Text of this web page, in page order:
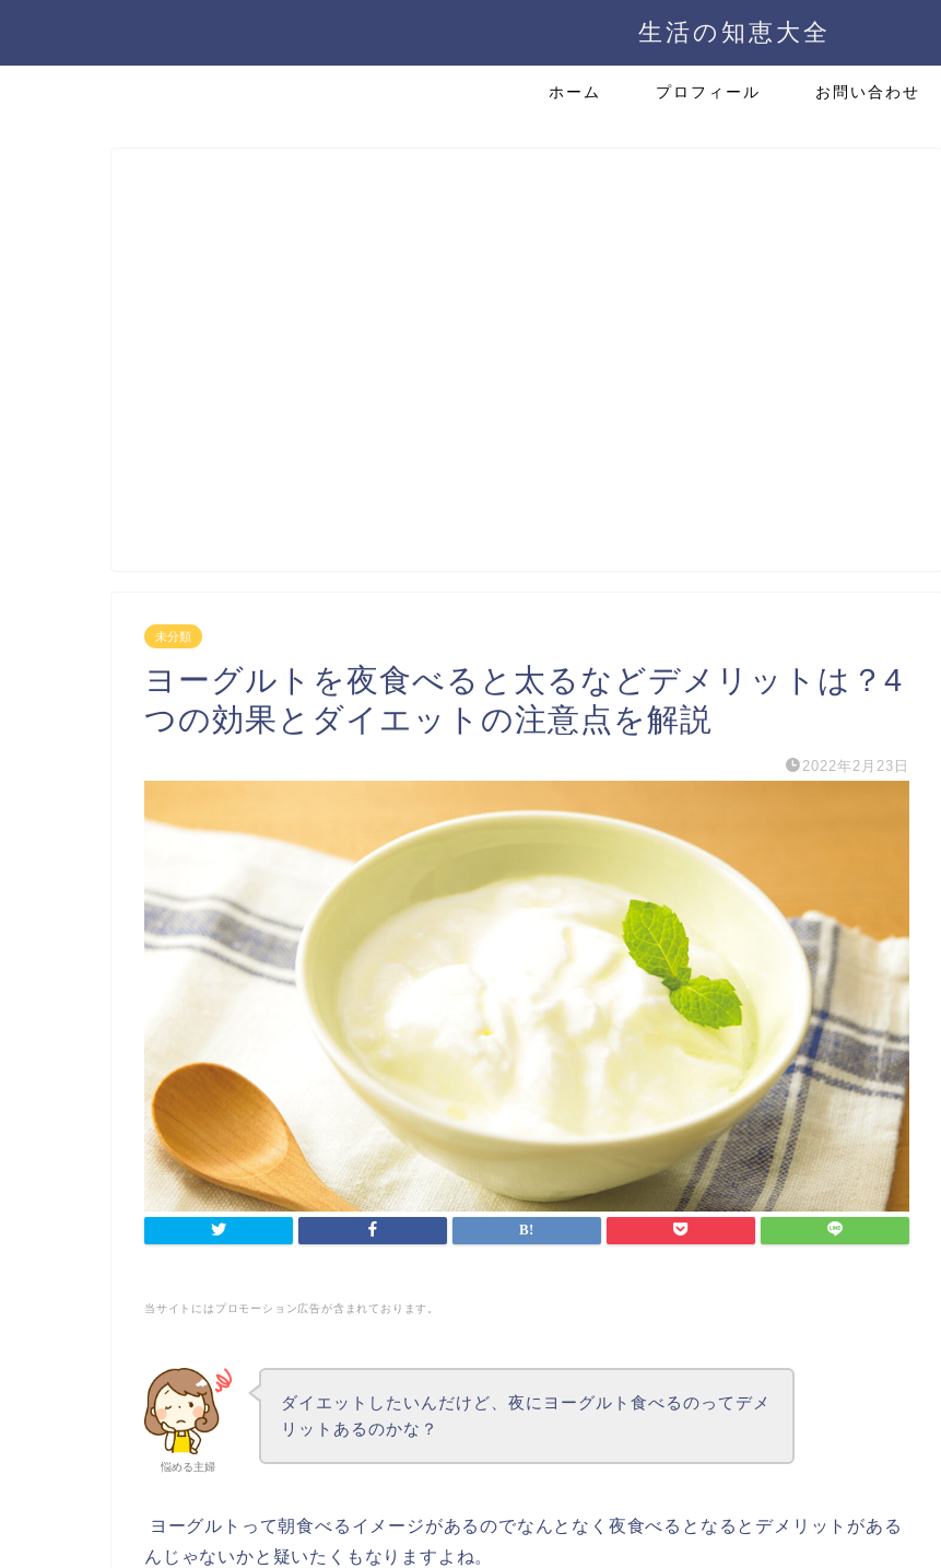
生活の知恵大全
ホーム プロフィール お問い合わせ
未分類
ヨーグルトを夜食べると太るなどデメリットは？4
つの効果とダイエットの注意点を解説
2022年2月23日
当サイトにはプロモーション広告が含まれております。
悩める主婦
ダイエットしたいんだけど、夜にヨーグルト食べるのってデメ
リットあるのかな？
ヨーグルトって朝食べるイメージがあるのでなんとなく夜食べるとなるとデメリットがある
んじゃないかと疑いたくもなりますよね。